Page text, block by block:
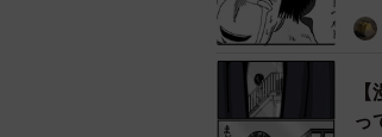
の
っ